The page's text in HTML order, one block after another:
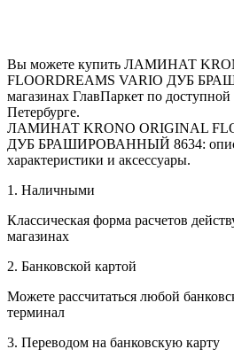
Вы можете купить ЛАМИНАТ
FLOORDREAMS VARIO ДУБ
магазинах ГлавПаркет по
Петербурге.
ЛАМИНАТ KRONO ORIGINAL
ДУБ БРАШИРОВАННЫЙ 8634:
характеристики и аксессуары.
1. Наличными
Классическая форма расчетов
магазинах
2. Банковской картой
Можете рассчитаться любой
терминал
3. Переводом на банковскую карту